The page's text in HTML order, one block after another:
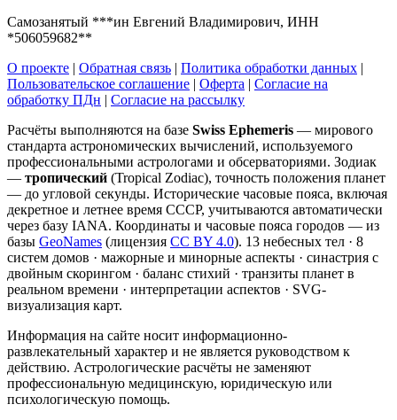
Самозанятый ***ин Евгений Владимирович, ИНН
*506059682**
О проекте | Обратная связь | Политика обработки данных |
Пользовательское соглашение | Оферта | Согласие на
обработку ПДн | Согласие на рассылку
Расчёты выполняются на базе Swiss Ephemeris — мирового
стандарта астрономических вычислений, используемого
профессиональными астрологами и обсерваториями. Зодиак
— тропический (Tropical Zodiac), точность положения планет
— до угловой секунды. Исторические часовые пояса, включая
декретное и летнее время СССР, учитываются автоматически
через базу IANA. Координаты и часовые пояса городов — из
базы GeoNames (лицензия CC BY 4.0). 13 небесных тел · 8
систем домов · мажорные и минорные аспекты · синастрия с
двойным скорингом · баланс стихий · транзиты планет в
реальном времени · интерпретации аспектов · SVG-
визуализация карт.
Информация на сайте носит информационно-
развлекательный характер и не является руководством к
действию. Астрологические расчёты не заменяют
профессиональную медицинскую, юридическую или
психологическую помощь.